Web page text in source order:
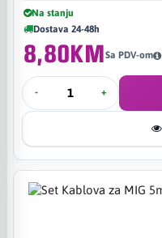
Na stanju
Dostava 24-48h
8,80KMSa PDV-om
- +